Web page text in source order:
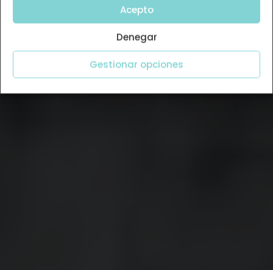
Acepto
Denegar
Gestionar opciones